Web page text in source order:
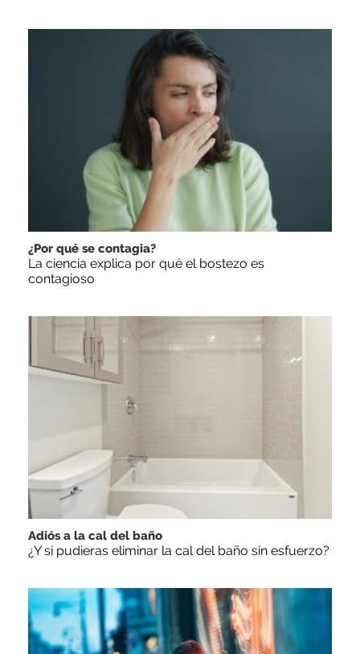
¿Por qué se contagia?
La ciencia explica por qué el bostezo es
contagioso
Adiós a la cal del baño
¿Y si pudieras eliminar la cal del baño sin esfuerzo?